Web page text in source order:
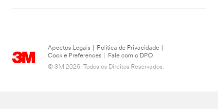
Apectos Legais Política de Privacidade
Cookie Preferences
Fale com o DPO
© 3M 2026. Todos os Direitos Reservados.